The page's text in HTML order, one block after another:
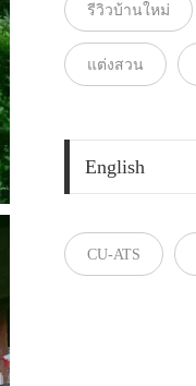
รีวิวบ้านใหม่
แต่งสวน
English
CU-ATS